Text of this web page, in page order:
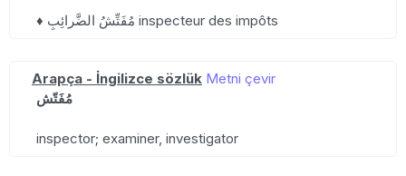
♦ مُفَتِّشُ الضَّرائِبِ inspecteur des impôts
Arapça - İngilizce sözlük Metni çevir
مُفَتّش
inspector; examiner, investigator